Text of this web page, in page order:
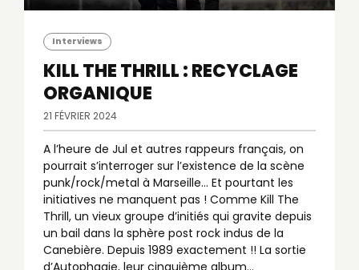
Interviews
KILL THE THRILL : RECYCLAGE
ORGANIQUE
21 FÉVRIER 2024
A l’heure de Jul et autres rappeurs français, on
pourrait s’interroger sur l’existence de la scène
punk/rock/metal à Marseille... Et pourtant les
initiatives ne manquent pas ! Comme Kill The
Thrill, un vieux groupe d’initiés qui gravite depuis
un bail dans la sphère post rock indus de la
Canebière. Depuis 1989 exactement !! La sortie